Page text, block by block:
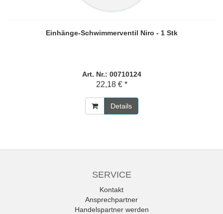
Einhänge-Schwimmerventil Niro - 1 Stk
Art. Nr.: 00710124
22,18 € *
Details
SERVICE
Kontakt
Ansprechpartner
Handelspartner werden